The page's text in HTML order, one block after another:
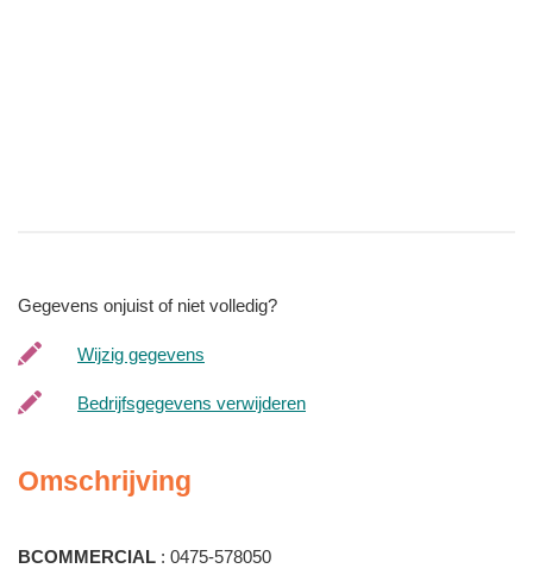
Gegevens onjuist of niet volledig?
Wijzig gegevens
Bedrijfsgegevens verwijderen
Omschrijving
BCOMMERCIAL : 0475-578050